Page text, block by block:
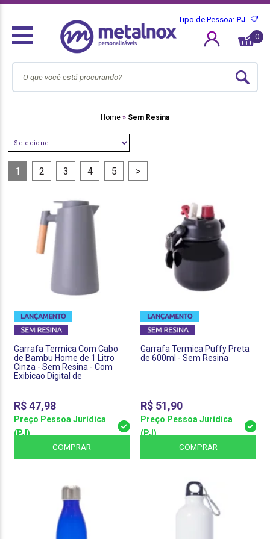
Tipo de Pessoa: PJ
0
Home Sem Resina
SELECIONE
1 2 3 4 5 >
Garrafa Termica Com Cabo
de Bambu Home de 1 Litro
Cinza - Sem Resina - Com
Exibicao Digital de
R$47,98
Preço Pessoa Jurídica
(PJ)
COMPRAR
Garrafa Termica Puffy Preta
de 600ml - Sem Resina
R$ 51,90
Preço Pessoa Jurídica
(PJ)
COMPRAR